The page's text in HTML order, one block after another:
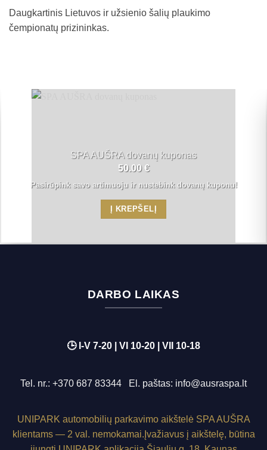
Daugkartinis Lietuvos ir užsienio šalių plaukimo
čempionatų prizininkas.
SPA AUŠRA dovanų kuponas
50.00€
Pasirūpink savo artimuoju ir nustebink dovanų kuponu!
Į KREPŠELĮ
DARBO LAIKAS
🕒 I-V 7-20 | VI 10-20 | VII 10-18
Tel. nr.: +370 687 83344 El. paštas: info@ausraspa.lt
UNIPARK automobilių parkavimo aikštelė SPA AUŠRA
klientams — 2 val. nemokamai. Įvažiavus į aikštelę, būtina